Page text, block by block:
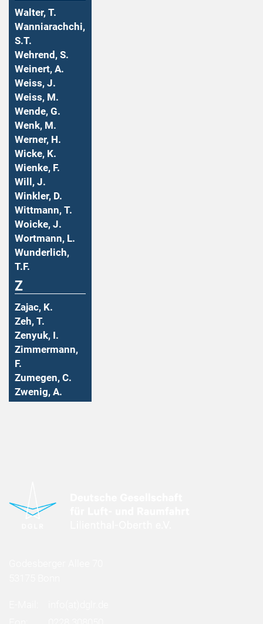
Walter, T.
Wanniarachchi,
S.T.
Wehrend, S.
Weinert, A.
Weiss, J.
Weiss, M.
Wende, G.
Wenk, M.
Werner, H.
Wicke, K.
Wienke, F.
Will, J.
Winkler, D.
Wittmann, T.
Woicke, J.
Wortmann, L.
Wunderlich,
T.F.
Z
Zajac, K.
Zeh, T.
Zenyuk, I.
Zimmermann,
F.
Zumegen, C.
Zwenig, A.